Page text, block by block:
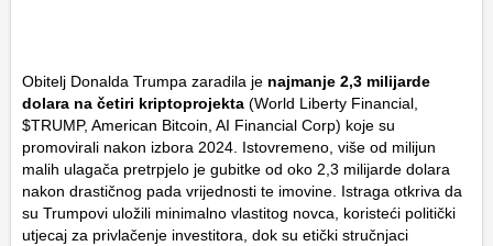
Obitelj Donalda Trumpa zaradila je najmanje 2,3 milijarde
dolara na četiri kriptoprojekta (World Liberty Financial,
$TRUMP, American Bitcoin, AI Financial Corp) koje su
promovirali nakon izbora 2024. Istovremeno, više od milijun
malih ulagača pretrpjelo je gubitke od oko 2,3 milijarde dolara
nakon drastičnog pada vrijednosti te imovine. Istraga otkriva da
su Trumpovi uložili minimalno vlastitog novca, koristeći politički
utjecaj za privlačenje investitora, dok su etički stručnjaci